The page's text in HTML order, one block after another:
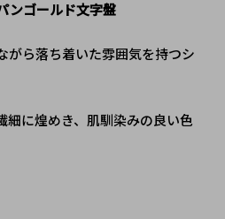
ンゴールド文字盤
がら落ち着いた雰囲気を持つシ
細に煌めき、肌馴染みの良い色